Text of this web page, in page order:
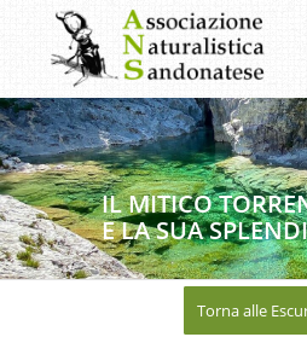
IL MITICO
E LA SUA
Torna alle